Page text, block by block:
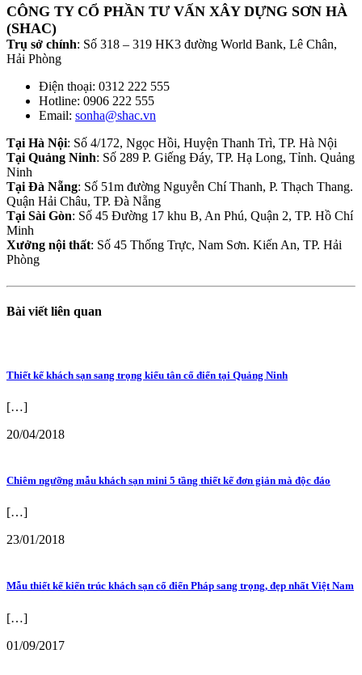
CÔNG TY CỔ PHẦN TƯ VẤN XÂY DỰNG SƠN HÀ
(SHAC)
Trụ sở chính: Số 318 – 319 HK3 đường World Bank, Lê Chân,
Hải Phòng
Điện thoại: 0312 222 555
Hotline: 0906 222 555
Email: sonha@shac.vn
Tại Hà Nội: Số 4/172, Ngọc Hồi, Huyện Thanh Trì, TP. Hà Nội
Tại Quảng Ninh: Số 289 P. Giếng Đáy, TP. Hạ Long, Tỉnh. Quảng
Ninh
Tại Đà Nẵng: Số 51m đường Nguyễn Chí Thanh, P. Thạch Thang.
Quận Hải Châu, TP. Đà Nẵng
Tại Sài Gòn: Số 45 Đường 17 khu B, An Phú, Quận 2, TP. Hồ Chí
Minh
Xưởng nội thất: Số 45 Thống Trực, Nam Sơn. Kiến An, TP. Hải
Phòng
Bài viết liên quan
Thiết kế khách sạn sang trọng kiểu tân cổ điển tại Quảng Ninh
[…]
20/04/2018
Chiêm ngưỡng mẫu khách sạn mini 5 tầng thiết kế đơn giản mà độc đáo
[…]
23/01/2018
Mẫu thiết kế kiến trúc khách sạn cổ điển Pháp sang trọng, đẹp nhất Việt Nam
[…]
01/09/2017